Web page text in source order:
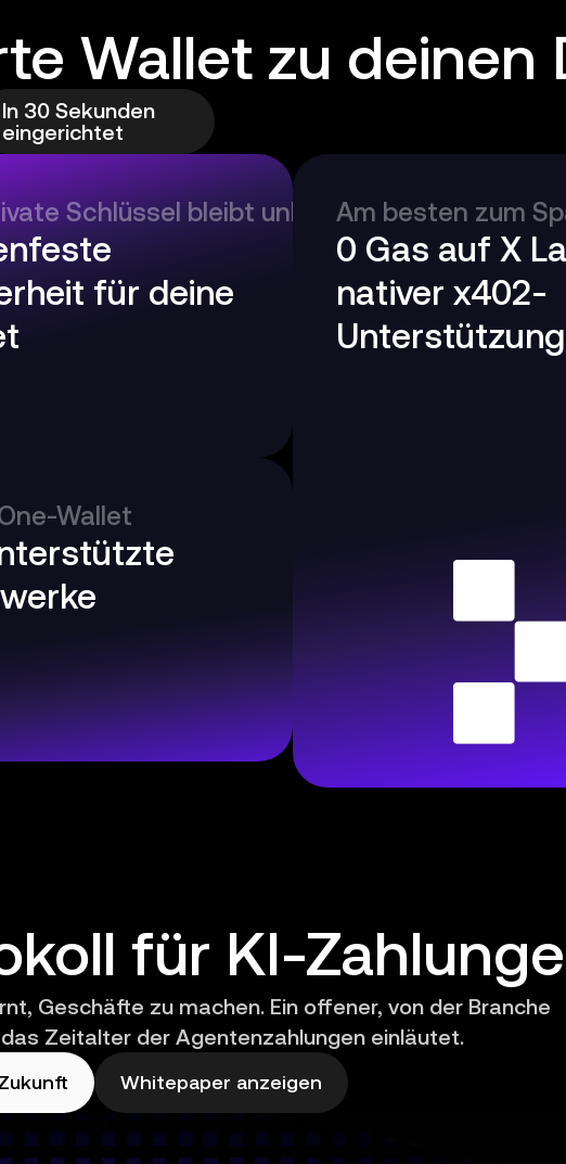
Wallet zu deinen
In 30 Sekunden
eingerichtet
Schlüssel bleibt unberührt
für deine
Wallet
Am besten zum
0 Gas auf X
nativer x402-
Unterstützung
für KI-
Geschäfte zu machen. Ein offener, von der Branche
Zeitalter der Agentenzahlungen einläutet.
Whitepaper anzeigen